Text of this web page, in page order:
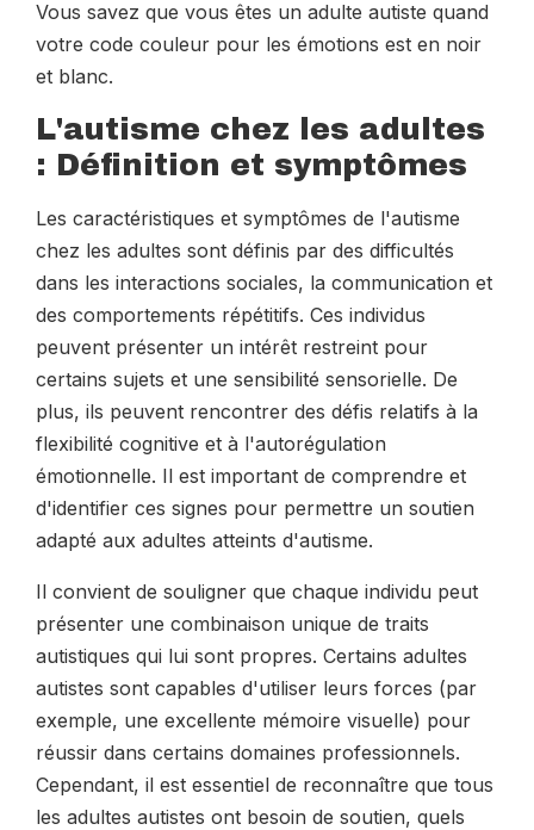
Vous savez que vous êtes un adulte autiste quand
votre code couleur pour les émotions est en noir
et blanc.
L'autisme chez les adultes
: Définition et symptômes
Les caractéristiques et symptômes de l'autisme
chez les adultes sont définis par des difficultés
dans les interactions sociales, la communication et
des comportements répétitifs. Ces individus
peuvent présenter un intérêt restreint pour
certains sujets et une sensibilité sensorielle. De
plus, ils peuvent rencontrer des défis relatifs à la
flexibilité cognitive et à l'autorégulation
émotionnelle. Il est important de comprendre et
d'identifier ces signes pour permettre un soutien
adapté aux adultes atteints d'autisme.
Il convient de souligner que chaque individu peut
présenter une combinaison unique de traits
autistiques qui lui sont propres. Certains adultes
autistes sont capables d'utiliser leurs forces (par
exemple, une excellente mémoire visuelle) pour
réussir dans certains domaines professionnels.
Cependant, il est essentiel de reconnaître que tous
les adultes autistes ont besoin de soutien, quels